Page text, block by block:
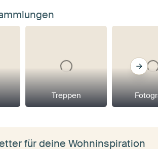
Treppen
für deine Wohninspiration